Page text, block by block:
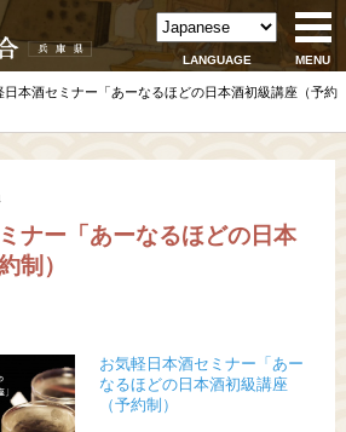
LANGUAGE MENU
日本酒セミナー「あーなるほどの日本酒初級講座（予約
ナー「あーなるほどの日本
制）
お気軽日本酒セミナー「あー
なるほどの日本酒初級講座
（予約制）